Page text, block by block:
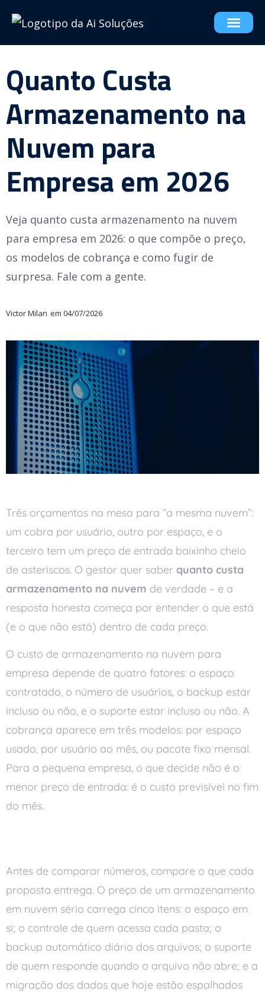
Quanto Custa
Armazenamento na
Nuvem para
Empresa em 2026
Veja quanto custa armazenamento na nuvem
para empresa em 2026: o que compõe o preço,
os modelos de cobrança e como fugir de
surpresa. Fale com a gente.
Victor Milan em 04/07/2026
Três orçamentos na mesa para “a mesma nuvem”:
um cobra por usuário, outro por espaço, e o
terceiro tem um preço de entrada baixinho cheio
de asteriscos. O gestor quer saber quanto custa
armazenamento na nuvem de verdade – e a
resposta honesta começa por entender o que está
(e o que não está) dentro de cada preço.
O custo de armazenamento na nuvem para
empresa depende de quatro fatores: o espaço
contratado, o número de usuários, o backup estar
incluso ou não, e o suporte estar incluso ou não. A
cobrança aparece em três modelos: por espaço
usado, por usuário ao mês, ou pacote fixo mensal.
Para a pequena empresa, o que decide não é o
menor preço de entrada: é o custo previsível no fim
do mês.
Antes de comparar números, compare o que cada
proposta entrega. O preço de um armazenamento
em nuvem sério carrega cinco itens: o espaço em
si; o controle de quem acessa cada pasta; o
backup automático diário dos arquivos; o suporte
de quem responde quando o arquivo não abre; e a
migração dos dados que hoje estão espalhados